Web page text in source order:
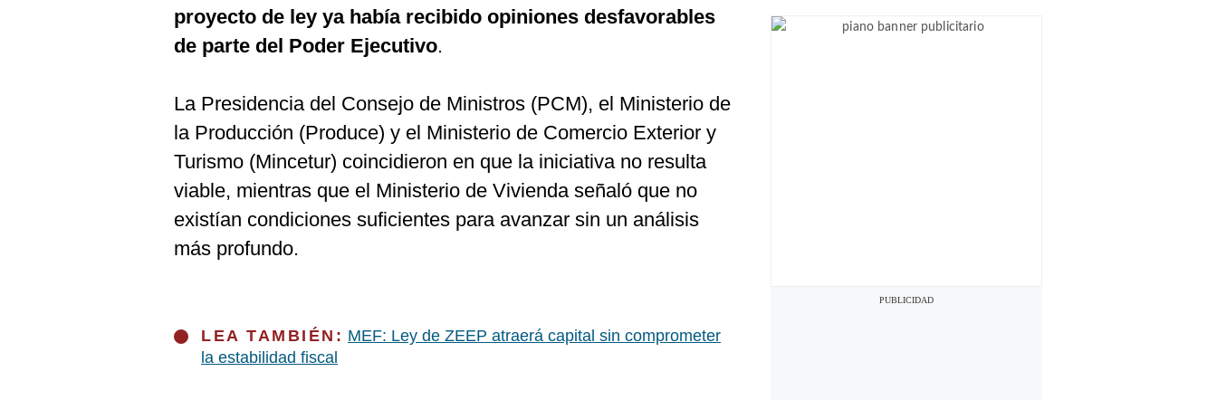
proyecto de ley ya había recibido opiniones desfavorables
de parte del Poder Ejecutivo.
La Presidencia del Consejo de Ministros (PCM), el Ministerio de
la Producción (Produce) y el Ministerio de Comercio Exterior y
Turismo (Mincetur) coincidieron en que la iniciativa no resulta
viable, mientras que el Ministerio de Vivienda señaló que no
existían condiciones suficientes para avanzar sin un análisis
más profundo.
LEA TAMBIÉN: MEF: Ley de ZEEP atraerá capital sin comprometer
la estabilidad fiscal